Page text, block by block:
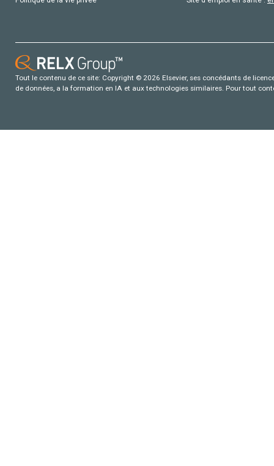
Tout le contenu de ce site: Copyright © 2026 Elsevier, ses concédants de
de données, a la formation en IA et aux technologies similaires. Pour tout